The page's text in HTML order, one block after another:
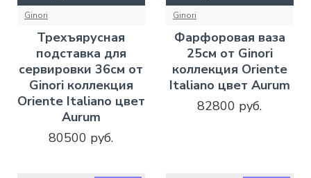
Ginori
Трехъярусная
подставка для
сервировки 36см от
Ginori коллекция
Oriente Italiano цвет
Aurum
80500 руб.
Ginori
Фарфоровая ваза
25см от Ginori
коллекция Oriente
Italiano цвет Aurum
82800 руб.